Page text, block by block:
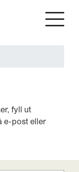
fyll ut
e-post eller